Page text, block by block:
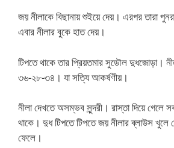
জয় নীলাকে বিছানায় শুইয়ে দেয়। এরপর তারা
এবার নীলার বুকে হাত দেয়।
টিপতে থাকে তার প্রিয়তমার সুডৌল দুধজোড়া।
৩৬-২৮-৩৪। যা সত্যি আকর্ষণীয়।
নীলা দেখতে অসম্ভব সুন্দরী। রাস্তা দিয়ে গেলে
থাকে। দুধ টিপতে টিপতে জয় নীলার ব্লাউস
ফেলে।